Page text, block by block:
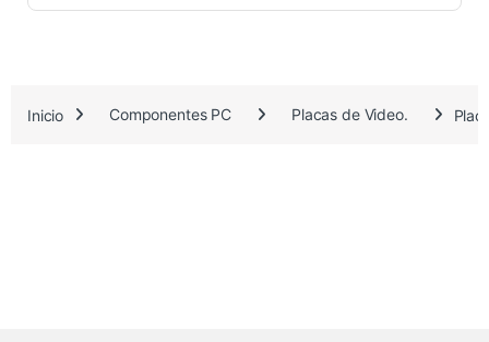
.
0
Inicio Componentes PC Placas de Video.